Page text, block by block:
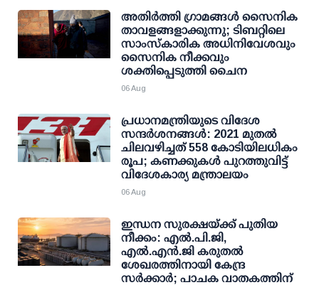
അതിര്‍ത്തി ഗ്രാമങ്ങള്‍ സൈനിക
താവളങ്ങളാക്കുന്നു; ടിബറ്റിലെ
സാംസ്‌കാരിക അധിനിവേശവും
സൈനിക നീക്കവും
ശക്തിപ്പെടുത്തി ചൈന
06 Aug
പ്രധാനമന്ത്രിയുടെ വിദേശ
സന്ദർശനങ്ങൾ: 2021 മുതൽ
ചിലവഴിച്ചത് 558 കോടിയിലധികം
രൂപ; കണക്കുകൾ പുറത്തുവിട്ട്
വിദേശകാര്യ മന്ത്രാലയം
06 Aug
ഇന്ധന സുരക്ഷയ്ക്ക് പുതിയ
നീക്കം: എല്‍.പി.ജി,
എല്‍.എന്‍.ജി കരുതല്‍
ശേഖരത്തിനായി കേന്ദ്ര
സര്‍ക്കാര്‍; പാചക വാതകത്തിന്